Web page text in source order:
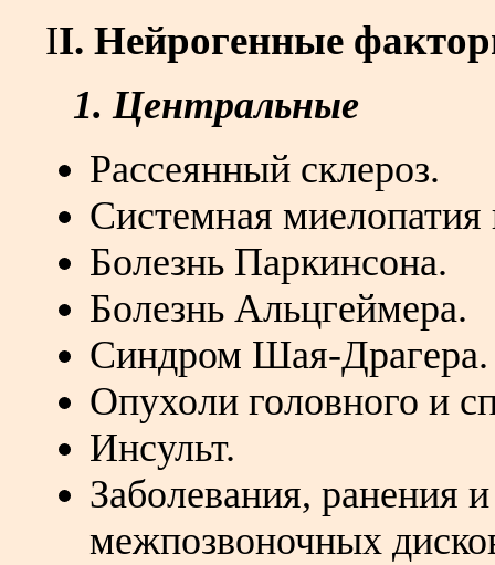
II. Нейрогенные
1. Центральные
Рассеянный склероз.
Системная
Болезнь Паркинсона.
Болезнь Альцгеймера.
Синдром Шая-Драгера.
Опухоли головного и
Инсульт.
Заболевания, ранения
межпозвоночных